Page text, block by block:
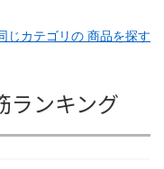
じカテゴリの 商品を探す
ランキング